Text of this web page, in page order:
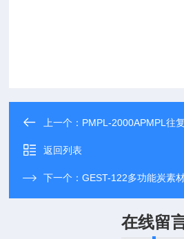
上一个： PMPL-2000APMPL往
返回列表
下一个：GEST-122多功能炭素
在线留